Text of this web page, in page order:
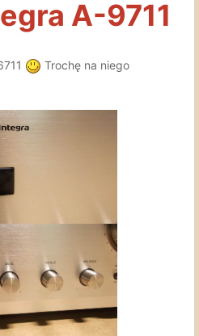
A-9711
Trochę na niego